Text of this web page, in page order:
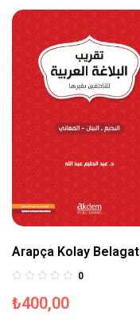
Arapça Kolay Belagat
0
₺400,00